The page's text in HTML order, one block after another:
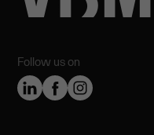
Follow us on